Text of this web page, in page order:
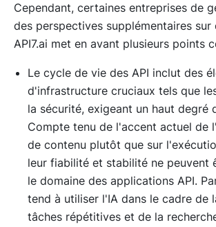
Cependant, certaines entreprises de
des perspectives supplémentaires sur
API7.ai met en avant plusieurs points
Le cycle de vie des API inclut des
d'infrastructure cruciaux tels que
la sécurité, exigeant un haut degré
Compte tenu de l'accent actuel de
de contenu plutôt que sur
leur fiabilité et stabilité ne peuvent
le domaine des applications API.
tend à utiliser l'IA dans le cadre de
tâches répétitives et de la